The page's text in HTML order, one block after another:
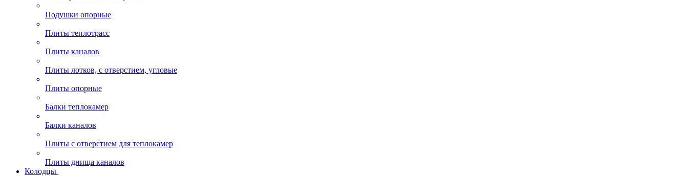
Подушки опорные
Плиты теплотрасс
Плиты каналов
Плиты лотков, с отверстием, угловые
Плиты опорные
Балки теплокамер
Балки каналов
Плиты с отверстием для теплокамер
Плиты днища каналов
Колодцы